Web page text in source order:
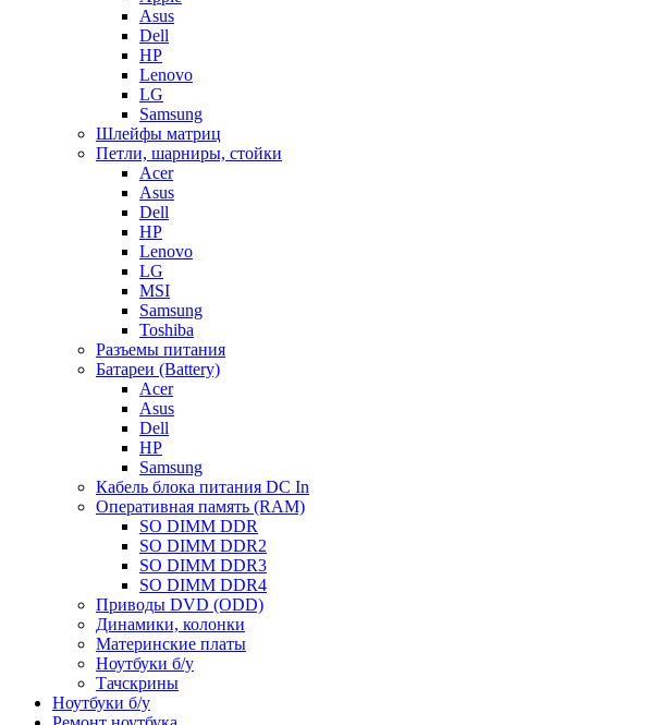
Asus
Dell
HP
Lenovo
LG
Samsung
Шлейфы матриц
Петли, шарниры, стойки
Acer
Asus
Dell
HP
Lenovo
LG
MSI
Samsung
Toshiba
Разъемы питания
Батареи (Battery)
Acer
Asus
Dell
HP
Samsung
Кабель блока питания DC In
Оперативная память (RAM)
SO DIMM DDR
SO DIMM DDR2
SO DIMM DDR3
SO DIMM DDR4
Приводы DVD (ODD)
Динамики, колонки
Материнские платы
Ноутбуки б/у
Тачскрины
Ноутбуки б/у